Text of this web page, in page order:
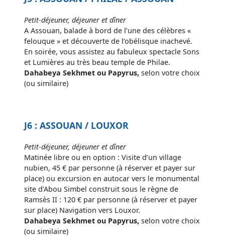
Petit-déjeuner, déjeuner et dîner
A Assouan, balade à bord de l’une des célèbres «
felouque » et découverte de l’obélisque inachevé.
En soirée, vous assistez au fabuleux spectacle Sons
et Lumières au très beau temple de Philae.
Dahabeya Sekhmet ou Papyrus, selon votre choix
(ou similaire)
J6 : ASSOUAN / LOUXOR
Petit-déjeuner, déjeuner et dîner
Matinée libre ou en option : Visite d’un village
nubien, 45 € par personne (à réserver et payer sur
place) ou excursion en autocar vers le monumental
site d’Abou Simbel construit sous le règne de
Ramsès II : 120 € par personne (à réserver et payer
sur place) Navigation vers Louxor.
Dahabeya Sekhmet ou Papyrus, selon votre choix
(ou similaire)